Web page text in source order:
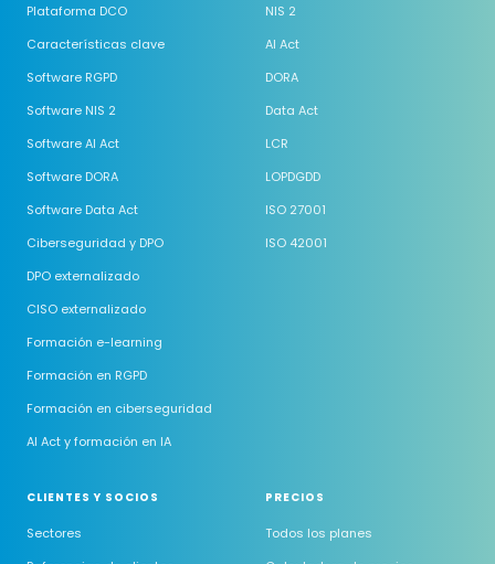
Plataforma DCO
Características clave
Software RGPD
Software NIS 2
Software AI Act
Software DORA
Software Data Act
Ciberseguridad y DPO
DPO externalizado
CISO externalizado
Formación e-learning
Formación en RGPD
Formación en ciberseguridad
AI Act y formación en IA
NIS 2
AI Act
DORA
Data Act
LCR
LOPDGDD
ISO 27001
ISO 42001
CLIENTES Y SOCIOS
Sectores
PRECIOS
Todos los planes